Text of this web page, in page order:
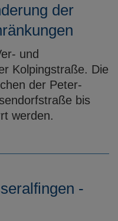
der
und
Kolpingstraße. Die
der Peter-
bis
werden.
-